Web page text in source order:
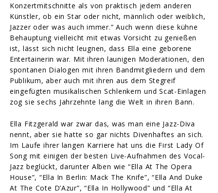
Konzertmitschnitte als von praktisch jedem anderen
Künstler, ob ein Star oder nicht, männlich oder weiblich,
Jazzer oder was auch immer.” Auch wenn diese kühne
Behauptung vielleicht mit etwas Vorsicht zu genießen
ist, lässt sich nicht leugnen, dass Ella eine geborene
Entertainerin war. Mit ihren launigen Moderationen, den
spontanen Dialogen mit ihren Bandmitgliedern und dem
Publikum, aber auch mit ihren aus dem Stegreif
eingefügten musikalischen Schlenkern und Scat-Einlagen
zog sie sechs Jahrzehnte lang die Welt in ihren Bann.
Ella Fitzgerald war zwar das, was man eine Jazz-Diva
nennt, aber sie hatte so gar nichts Divenhaftes an sich.
Im Laufe ihrer langen Karriere hat uns die First Lady Of
Song mit einigen der besten Live-Aufnahmen des Vocal-
Jazz beglückt, darunter Alben wie “Ella At The Opera
House”, “Ella In Berlin: Mack The Knife”, “Ella And Duke
At The Cote D’Azur”, “Ella In Hollywood” und “Ella At